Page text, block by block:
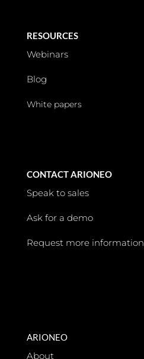
RESOURCES
Webinars
Blog
White papers
CONTACT ARIONEO
Speak to sales
Ask for a demo
Request more information
ARIONEO
About